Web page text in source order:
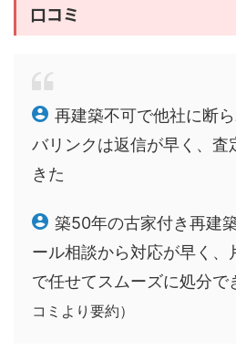
口コミ
再建築不可で他社に断
バリンクは返信が早く、査
きた
築50年の古家付き再建
ール相談から対応が早く、
で任せてスムーズに処分
コミより要約）